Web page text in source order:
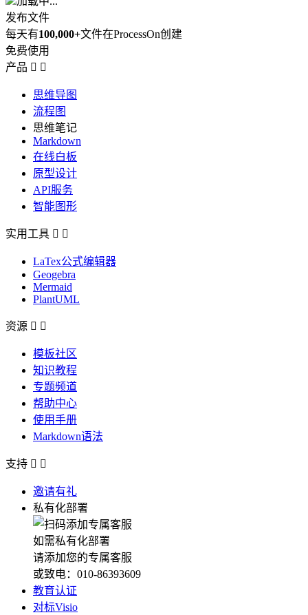
发布文件
每天有100,000+文件在ProcessOn创建
免费使用
产品  
思维导图
流程图
思维笔记
Markdown
在线白板
原型设计
API服务
智能图形
实用工具  
LaTex公式编辑器
Geogebra
Mermaid
PlantUML
资源  
模板社区
知识教程
专题频道
帮助中心
使用手册
Markdown语法
支持  
邀请有礼
私有化部署
如需私有化部署
请添加您的专属客服
或致电：010-86393609
教育认证
对标Visio